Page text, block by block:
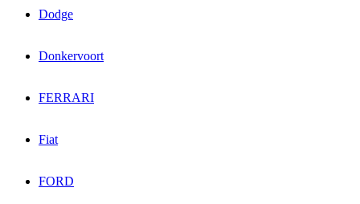
Dodge
Donkervoort
FERRARI
Fiat
FORD